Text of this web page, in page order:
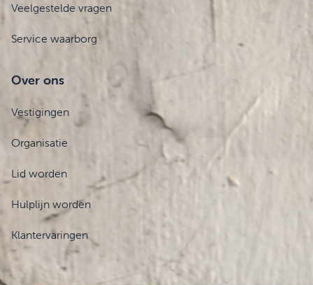
Veelgestelde vragen
Service waarborg
Over ons
Vestigingen
Organisatie
Lid worden
Hulplijn worden
Klantervaringen